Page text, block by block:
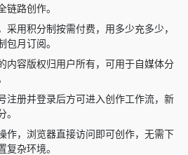
链路创作。
采用积分制按需付费，用多少充多少，
包月订阅。
内容版权归用户所有，可用于自媒体分
注册并登录后方可进入创作工作流，新
作，浏览器直接访问即可创作，无需下
复杂环境。